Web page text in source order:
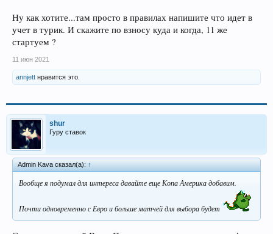
Ну как хотите...там просто в правилах напишите что идет в
учет в турик. И скажите по взносу куда и когда, 11 же
стартуем ?
11 июн 2021
annjett нравится это.
shur
Гуру ставок
Admin Kava сказал(а): ↑
Вообще я подумал для интереса давайте еще Копа Америка добавим.
Почти одновременно с Евро и больше матчей для выбора будет